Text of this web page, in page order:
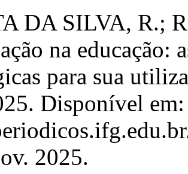
DA SILVA, R.;
na educação:
para sua
Disponível em:
2025.